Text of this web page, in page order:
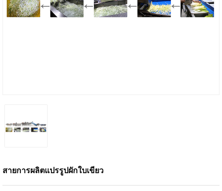
สายการผลิตแปรรูปผักใบเขียว